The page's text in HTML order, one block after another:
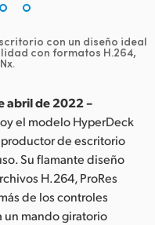
con un diseño ideal
con formatos H.264,
abril de 2022 –
el modelo HyperDeck
de escritorio
Su flamante diseño
H.264, ProRes
de los controles
un mando giratorio